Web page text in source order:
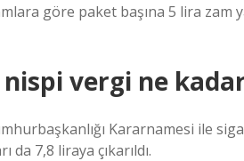
göre paket başına 5 lira zam
vergi ne
Kararnamesi ile
7,8 liraya çıkarıldı.